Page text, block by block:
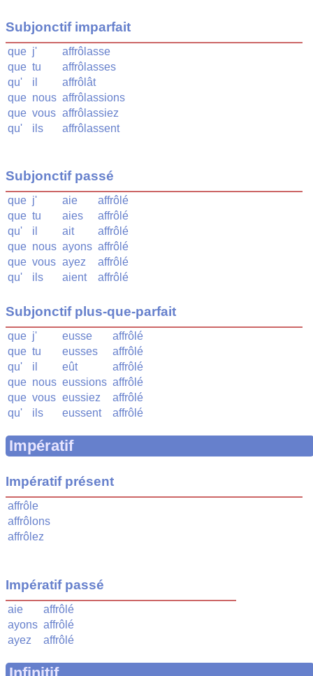
Subjonctif imparfait
que j'
affrôlasse
que tu
affrôlasses
qu'
il
affrôlât
que nous affrôlassions
que vous affrôlassiez
qu'
ils affrôlassent
Subjonctif passé
que j' aie
affrôlé
que tu aies
affrôlé
qu'
il ait
affrôlé
que nous ayons affrôlé
que vous ayez
affrôlé
qu'
ils aient affrôlé
Subjonctif plus-que-parfait
que j' eusse
affrôlé
que tu eusses
affrôlé
qu'
il eût
affrôlé
que nous eussions affrôlé
que vous eussiez
affrôlé
qu'
ils eussent affrôlé
Impératif
Impératif présent
affrôle
affrôlons
affrôlez
Impératif passé
aie
affrôlé
ayons affrôlé
ayez
affrôlé